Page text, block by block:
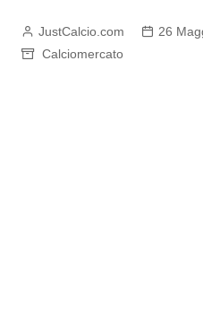
JustCalcio.com
26
Calciomercato